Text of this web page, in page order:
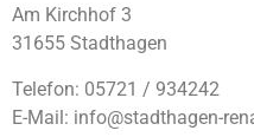
Am Kirchhof 3
31655 Stadthagen
Telefon: 05721 / 934242
E-Mail: info@stadthagen-